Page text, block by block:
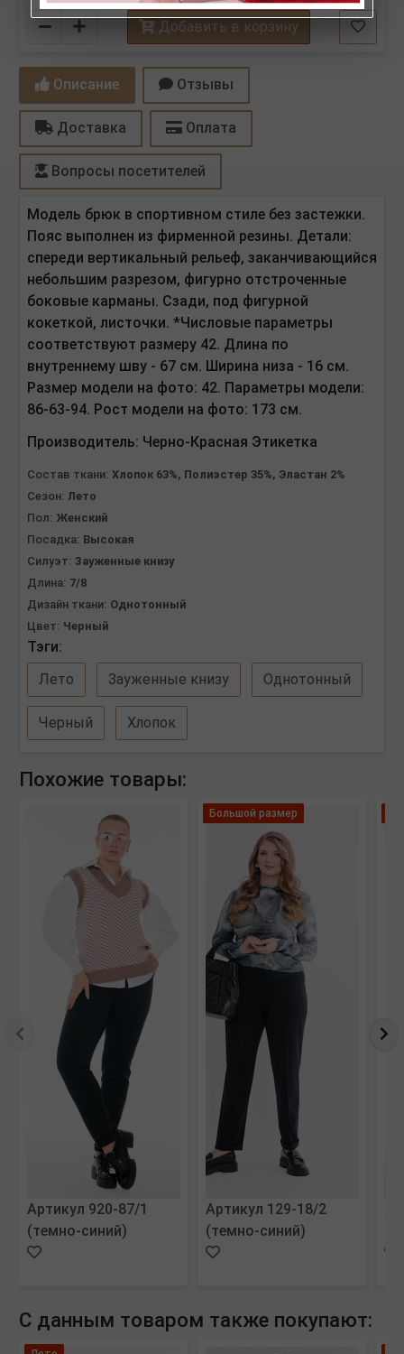
Количество Добавить в корзину
Описание Отзывы
Доставка Оплата
Вопросы посетителей
Модель брюк в спортивном стиле без застежки.
Пояс выполнен из фирменной резины. Детали:
спереди вертикальный рельеф, заканчивающийся
небольшим разрезом, фигурно отстроченные
боковые карманы. Сзади, под фигурной
кокеткой, листочки. *Числовые параметры
соответствуют размеру 42. Длина по
внутреннему шву - 67 см. Ширина низа - 16 см.
Размер модели на фото: 42. Параметры модели:
86-63-94. Рост модели на фото: 173 см.
Производитель: Черно-Красная Этикетка
Состав ткани: Хлопок 63%, Полиэстер 35%, Эластан 2%
Сезон: Лето
Пол: Женский
Посадка: Высокая
Силуэт: Зауженные книзу
Длина: 7/8
Дизайн ткани: Однотонный
Цвет: Черный
Тэги:
Лето
Зауженные книзу Однотонный
Черный Хлопок
Похожие товары:
Артикул 920-87/1
(темно-синий)
Большой размер
Артикул 129-18/2
(темно-синий)
С данным товаром также покупают: